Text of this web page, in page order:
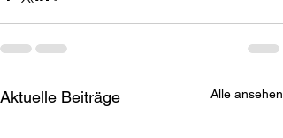
Aktuelle Beiträge Alle ansehen